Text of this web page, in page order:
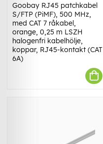
Goobay RJ45 patchkabel
S/FTP (PiMF), 500 MHz,
med CAT 7 råkabel,
orange, 0,25 m LSZH
halogenfri kabelhölje,
koppar, RJ45-kontakt (CAT
6A)